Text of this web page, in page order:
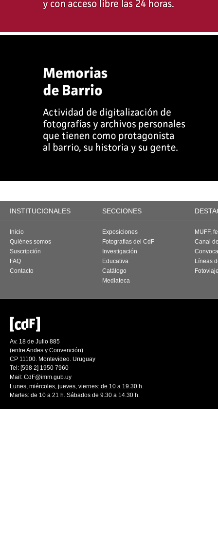
INSTITUCIONALES SECCIONES
Inicio
Quiénes somos
Suscripción
FAQ
Contacto
Exposiciones
Fotografías del CdF
Investigación
Educativa
Catálogo
Mediateca
MUFF,
Canal
Líneas
Av. 18 de Julio 885
(entre Andes y Convención)
CP 11100. Montevideo. Uruguay
Tel: [598 2] 1950 7960
Mail: CdF@imm.gub.uy
Lunes, miércoles, jueves, viernes: de 10 a 19.30 h.
Martes: de 10 a 21 h. Sábados de 9.30 a 14.30 h.